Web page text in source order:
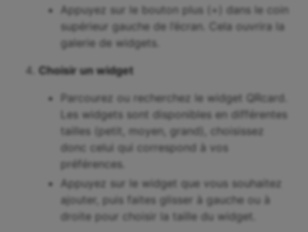
Appuyez sur le bouton plus (+) dans le coin
supérieur gauche de l’écran. Cela ouvrira la
galerie de widgets.
Choisir un widget
Parcourez ou recherchez le widget QRcard.
Les widgets sont disponibles en différentes
tailles (petit, moyen, grand), choisissez
donc celui qui correspond à vos
préférences.
Appuyez sur le widget que vous souhaitez
ajouter, puis faites glisser à gauche ou à
droite pour choisir la taille du widget.